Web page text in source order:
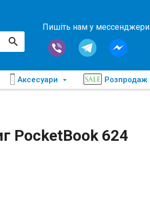
Пишіть нам у мессенджери
Аксесуари Розпродаж
PocketBook 624